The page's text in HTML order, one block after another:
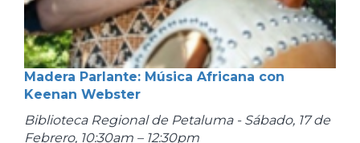
Madera Parlante: Música Africana con
Keenan Webster
Biblioteca Regional de Petaluma - Sábado, 17 de
Febrero, 10:30am – 12:30pm